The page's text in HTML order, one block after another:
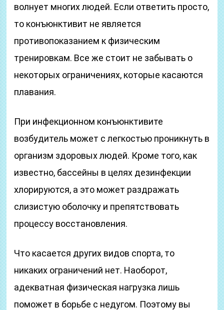
волнует многих людей. Если ответить просто,
то конъюнктивит не является
противопоказанием к физическим
тренировкам. Все же стоит не забывать о
некоторых ограничениях, которые касаются
плавания.
При инфекционном конъюнктивите
возбудитель может с легкостью проникнуть в
организм здоровых людей. Кроме того, как
известно, бассейны в целях дезинфекции
хлорируются, а это может раздражать
слизистую оболочку и препятствовать
процессу восстановления.
Что касается других видов спорта, то
никаких ограничений нет. Наоборот,
адекватная физическая нагрузка лишь
поможет в борьбе с недугом. Поэтому вы